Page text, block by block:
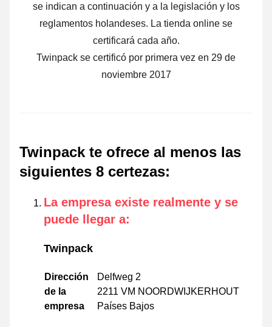
se indican a continuación y a la legislación y los
reglamentos holandeses. La tienda online se
certificará cada año.
Twinpack se certificó por primera vez en 29 de
noviembre 2017
Twinpack te ofrece al menos las
siguientes 8 certezas:
La empresa existe realmente y se
puede llegar a:
Twinpack
Dirección
de la
empresa
Delfweg 2
2211 VM NOORDWIJKERHOUT
Países Bajos